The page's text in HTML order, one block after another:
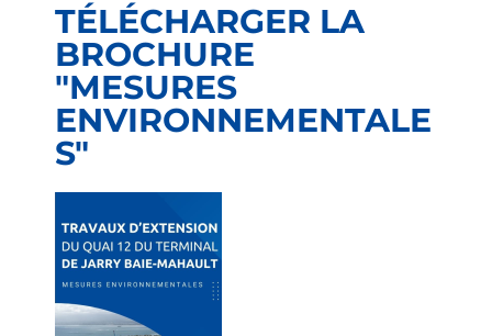
TÉLÉCHARGER LA
BROCHURE
"MESURES
ENVIRONNEMENTALE
S"